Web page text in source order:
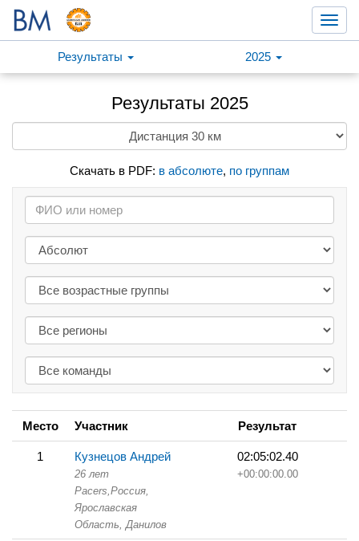
Результаты
2025
Результаты 2025
Скачать в PDF: в абсолюте, по группам
Место Участник Результат
1 Кузнецов Андрей
26 лет
Pacers,Россия,
Ярославская
Область, Данилов
02:05:02.40
+00:00:00.00